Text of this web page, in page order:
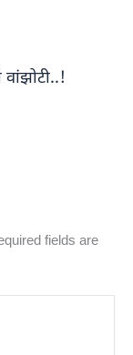
fields are